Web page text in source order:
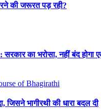
की जरूरत पड़ रही?
का भरोसा, नहीं बंद होगा
भागीरथी की धारा बदल दी